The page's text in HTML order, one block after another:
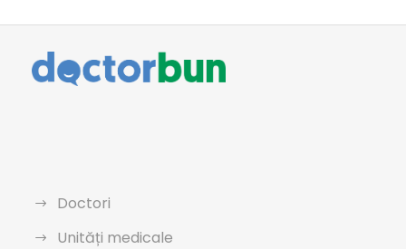
Doctori
Unități medicale